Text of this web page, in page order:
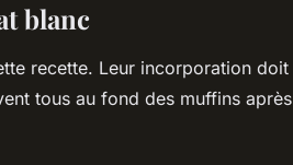
blanc
recette. Leur incorporation doit
tous au fond des muffins après